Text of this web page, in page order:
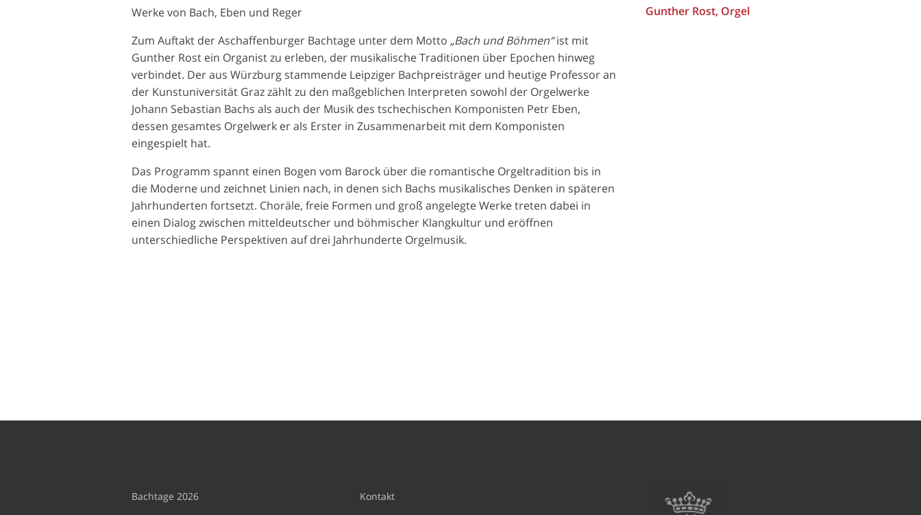
Werke von Bach, Eben und Reger
Zum Auftakt der Aschaffenburger Bachtage unter dem Motto „Bach und Böhmen“ist mit
Gunther Rost ein Organist zu erleben, der musikalische Traditionen über Epochen hinweg
verbindet. Der aus Würzburg stammende Leipziger Bachpreisträger und heutige Professor an
der Kunstuniversität Graz zählt zu den maßgeblichen Interpreten sowohl der Orgelwerke
Johann Sebastian Bachs als auch der Musik des tschechischen Komponisten Petr Eben,
dessen gesamtes Orgelwerk er als Erster in Zusammenarbeit mit dem Komponisten
eingespielt hat.
Das Programm spannt einen Bogen vom Barock über die romantische Orgeltradition bis in
die Moderne und zeichnet Linien nach, in denen sich Bachs musikalisches Denken in späteren
Jahrhunderten fortsetzt. Choräle, freie Formen und groß angelegte Werke treten dabei in
einen Dialog zwischen mitteldeutscher und böhmischer Klangkultur und eröffnen
unterschiedliche Perspektiven auf drei Jahrhunderte Orgelmusik.
Gunther Rost, Orgel
Bachtage 2026
Kontakt